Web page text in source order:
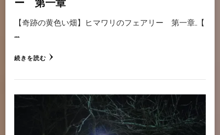
【奇跡の黄色い畑】ヒマワリのフェアリー 第一章 【
…
続きを読む